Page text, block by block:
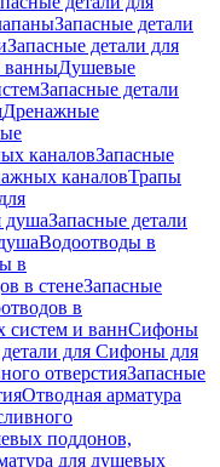
Запасные детали
Запасные детали для
ванныДушевые
Запасные детали
Дренажные
каналовЗапасные
каналовТрапы
душаЗапасные детали
Водоотводы в
в
в стенеЗапасные
в
и ваннСифоны
для Сифоны для
отверстияЗапасные
Отводная арматура
поддонов,
для душевых